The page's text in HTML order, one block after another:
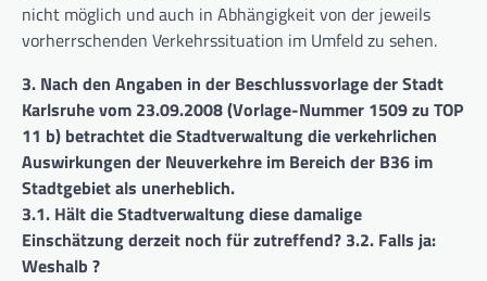
nicht möglich und auch in Abhängigkeit von der jeweils
vorherrschenden Verkehrssituation im Umfeld zu sehen.
3. Nach den Angaben in der Beschlussvorlage der Stadt
Karlsruhe vom 23.09.2008 (Vorlage-Nummer 1509 zu TOP
11 b) betrachtet die Stadtverwaltung die verkehrlichen
Auswirkungen der Neuverkehre im Bereich der B36 im
Stadtgebiet als unerheblich.
3.1. Hält die Stadtverwaltung diese damalige
Einschätzung derzeit noch für zutreffend? 3.2. Falls ja:
Weshalb ?